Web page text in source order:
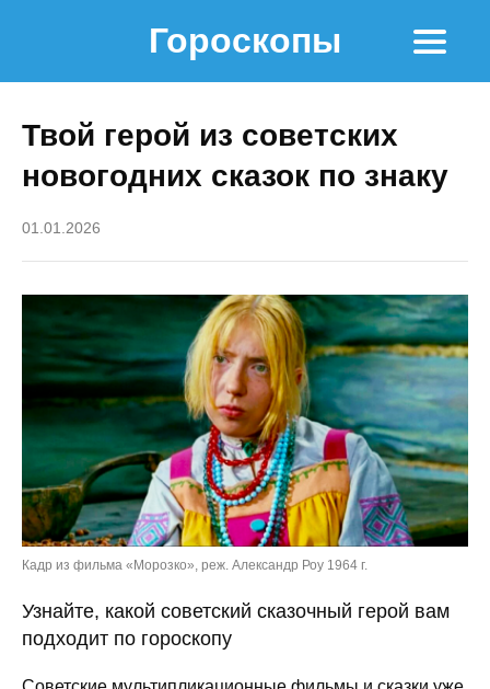
Гороскопы
Твой герой из советских
новогодних сказок по знаку
01.01.2026
Кадр из фильма «Морозко», реж. Александр Роу 1964 г.
Узнайте, какой советский сказочный герой вам
подходит по гороскопу